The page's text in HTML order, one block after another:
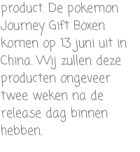
product. De pokemon
Journey Gift Boxen
komen op 13 juni uit in
China. Wij zullen deze
producten ongeveer
twee weken na de
release dag binnen
hebben.